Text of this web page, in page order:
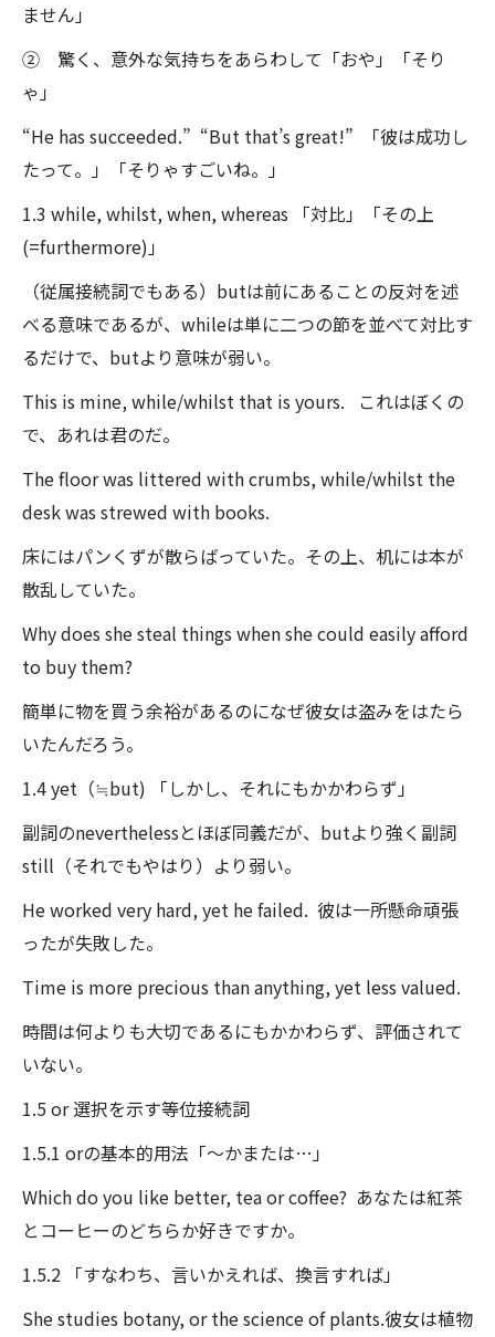
ません」
② 驚く、意外な気持ちをあらわして「おや」「そり
ゃ」
“He has succeeded.” “But that’s great!” 「彼は成功し
たって。」「そりゃすごいね。」
1.3 while, whilst, when, whereas 「対比」「その上
(=furthermore)」
（従属接続詞でもある）butは前にあることの反対を述
べる意味であるが、whileは単に二つの節を並べて対比す
るだけで、butより意味が弱い。
This is mine, while/whilst that is yours. これはぼくの
で、あれは君のだ。
The floor was littered with crumbs, while/whilst the
desk was strewed with books.
床にはパンくずが散らばっていた。その上、机には本が
散乱していた。
Why does she steal things when she could easily afford
to buy them?
簡単に物を買う余裕があるのになぜ彼女は盗みをはたら
いたんだろう。
1.4 yet（≒but) 「しかし、それにもかかわらず」
副詞のneverthelessとほぼ同義だが、butより強く副詞
still（それでもやはり）より弱い。
He worked very hard, yet he failed. 彼は一所懸命頑張
ったが失敗した。
Time is more precious than anything, yet less valued.
時間は何よりも大切であるにもかかわらず、評価されて
いない。
1.5 or 選択を示す等位接続詞
1.5.1 orの基本的用法「～かまたは…」
Which do you like better, tea or coffee? あなたは紅茶
とコーヒーのどちらか好きですか。
1.5.2 「すなわち、言いかえれば、換言すれば」
She studies botany, or the science of plants.彼女は植物